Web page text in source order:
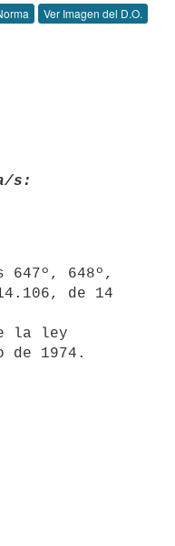
Ver Imagen del D.O.
s:
647º, 648º,
de 14
la ley